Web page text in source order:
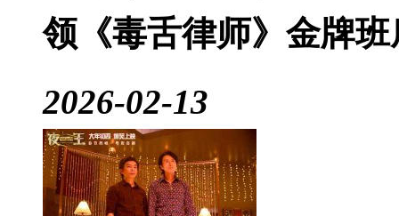
领《毒舌律师》金牌
2026-02-13